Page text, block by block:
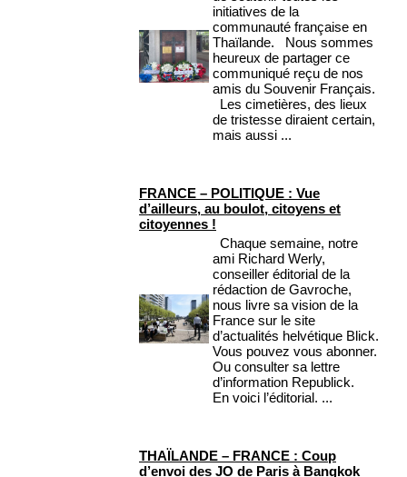
initiatives de la
communauté française en
Thaïlande. Nous sommes
heureux de partager ce
communiqué reçu de nos
amis du Souvenir Français.
Les cimetières, des lieux
de tristesse diraient certain,
mais aussi ...
FRANCE – POLITIQUE : Vue
d’ailleurs, au boulot, citoyens et
citoyennes !
Chaque semaine, notre
ami Richard Werly,
conseiller éditorial de la
rédaction de Gavroche,
nous livre sa vision de la
France sur le site
d’actualités helvétique Blick.
Vous pouvez vous abonner.
Ou consulter sa lettre
d’information Republick.
En voici l’éditorial. ...
THAÏLANDE – FRANCE : Coup
d’envoi des JO de Paris à Bangkok